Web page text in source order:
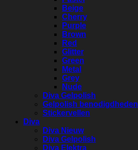
Beige
Cherry
Purple
Brown
Red
Glitter
Green
Metal
Grey
Nude
Diva Gelpolish
Gelpolish benodigdheden
Stickervellen
Diva
Diva Nieuw
Diva Gelpolish
Diva Elektra